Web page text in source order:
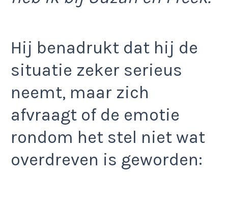
Hij benadrukt dat hij de
situatie zeker serieus
neemt, maar zich
afvraagt of de emotie
rondom het stel niet wat
overdreven is geworden: